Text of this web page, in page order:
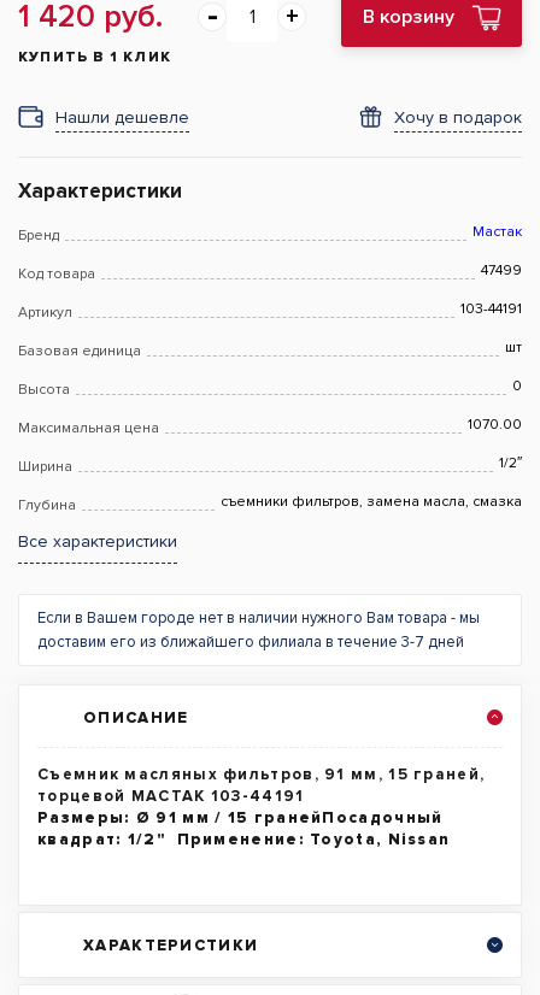
1 420 руб. В корзину
КУПИТЬ В 1 КЛИК
Нашли дешевле Хочу в подарок
Характеристики
Бренд Мастак
Код товара 47499
Артикул 103-44191
Базовая единица шт
Высота 0
Максимальная цена 1070.00
Ширина 1/2″
Глубина съемники фильтров, замена масла, смазка
Все характеристики
Если в Вашем городе нет в наличии нужного Вам товара - мы
доставим его из ближайшего филиала в течение 3-7 дней
ОПИСАНИЕ
Съемник масляных фильтров, 91 мм, 15 граней,
торцевой МАСТАК 103-44191
Размеры: Ø 91 мм / 15 гранейПосадочный
квадрат: 1/2" Применение: Toyota, Nissan
ХАРАКТЕРИСТИКИ